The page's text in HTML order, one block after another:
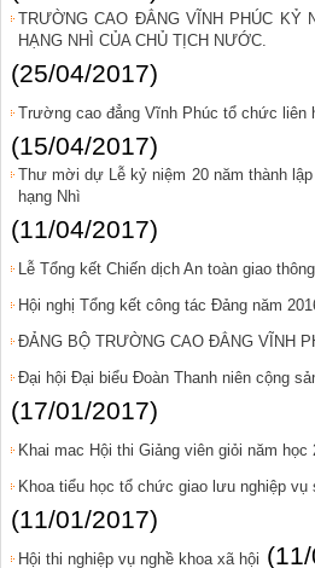
TRƯỜNG CAO ĐẲNG VĨNH PHÚC KỶ
HẠNG NHÌ CỦA CHỦ TỊCH NƯỚC.
(25/04/2017)
Trường cao đẳng Vĩnh Phúc tổ chức liên
(15/04/2017)
Thư mời dự Lễ kỷ niệm 20 năm thành
hạng Nhì
(11/04/2017)
Lễ Tổng kết Chiến dịch An toàn giao
Hội nghị Tổng kết công tác Đảng năm
ĐẢNG BỘ TRƯỜNG CAO ĐẲNG VĨNH
Đại hội Đại biểu Đoàn Thanh niên cộng
(17/01/2017)
Khai mac Hội thi Giảng viên giỏi năm học
Khoa tiểu học tổ chức giao lưu nghiệp
(11/01/2017)
Hội thi nghiệp vụ nghề khoa xã hội